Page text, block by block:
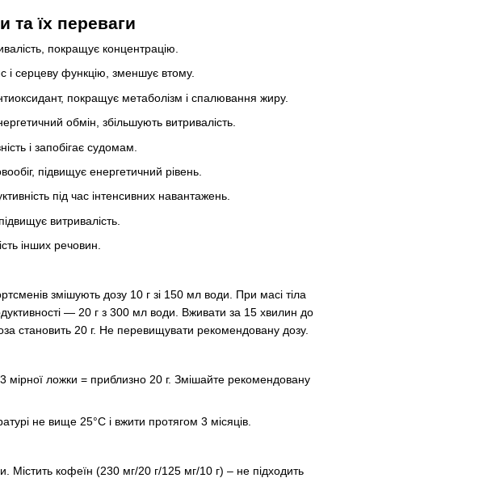
та їх переваги
покращує концентрацію.
і серцеву функцію, зменшує втому.
покращує метаболізм і спалювання жиру.
обмін, збільшують витривалість.
і запобігає судомам.
підвищує енергетичний рівень.
під час інтенсивних навантажень.
витривалість.
інших речовин.
змішують дозу 10 г зі 150 мл води. При масі тіла
— 20 г з 300 мл води. Вживати за 15 хвилин до
становить 20 г. Не перевищувати рекомендовану дозу.
мірної ложки = приблизно 20 г. Змішайте рекомендовану
не вище 25°C і вжити протягом 3 місяців.
Містить кофеїн (230 мг/20 г/125 мг/10 г) – не підходить